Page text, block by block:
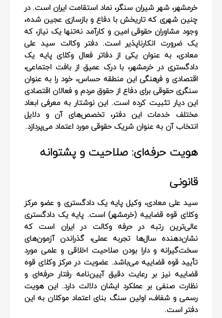
خرمشهر، شهر شیران سنگر، نماد استقامت ایران است. در
چنین شهری که تاریخش با دفاع و بازسازی عجین شده،
وجود مشاوران حقوقی امین و کارآمد نه‌تنها یک نیاز، که
یک ضرورت انکارناپذیر است. دفتر وکالت سید علی
معادی، به عنوان یکی از دفاتر فعال وکلای پایه یک
دادگستری در خرمشهر، با درک عمیق از بافت اجتماعی،
اقتصادی و فرهنگی این منطقه حساس، خود را به عنوان
سنگری حقوقی برای دفاع از حقوق مردم و فعالان اقتصادی
این دیار تثبیت کرده است. این نوشتار به معرفی ابعاد
مختلف خدمات این دفتر، تخصص‌های آن و دلایل
انتخاب آن به عنوان شریک حقوقی مورد اعتماد می‌پردازد.
هویت حرفه‌ای: صلاحیت و پشتوانه
قانونی
سید علی معادی، وکیل پایه یک دادگستری و عضو مرکز
وکلای قوه قضاییه (خرمشهر) است. پایه یک دادگستری
عالی‌ترین رتبه در حرفه وکالت در ایران است که
نشان‌دهنده سال‌ها تجربه عملی، گذراندن آزمون‌های
سخت‌گیرانه و دارا بودن صلاحیت اخلاقی و علمی مورد
تأیید قوه قضاییه می‌باشد. عضویت در مرکز وکلای قوه
قضاییه نیز بر رعایت دقیق آیین‌نامه رفتار حرفه‌ای و
نظارت صنفی بر عملکرد ایشان دلالت دارد. این هویت
رسمی و شفاف، اولین سنگ بنای اعتماد موکلان به این
دفتر است.